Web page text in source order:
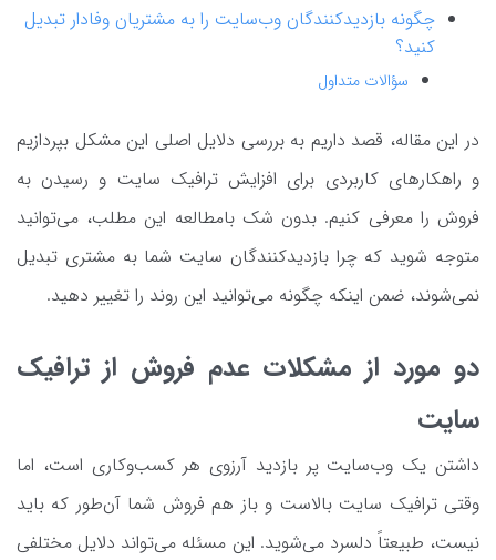
چگونه بازدیدکنندگان وب‌سایت را به مشتریان وفادار تبدیل
کنید؟
سؤالات متداول
در این مقاله، قصد داریم به بررسی دلایل اصلی این مشکل بپردازیم
و راهکارهای کاربردی برای افزایش ترافیک سایت و رسیدن به
فروش را معرفی کنیم. بدون شک بامطالعه این مطلب، می‌توانید
متوجه شوید که چرا بازدیدکنندگان سایت شما به مشتری تبدیل
نمی‌شوند، ضمن اینکه چگونه می‌توانید این روند را تغییر دهید.
دو مورد از مشکلات عدم فروش از ترافیک
سایت
داشتن یک وب‌سایت پر بازدید آرزوی هر کسب‌وکاری است، اما
وقتی ترافیک سایت بالاست و باز هم فروش شما آن‌طور که باید
نیست، طبیعتاً دلسرد می‌شوید. این مسئله می‌تواند دلایل مختلفی